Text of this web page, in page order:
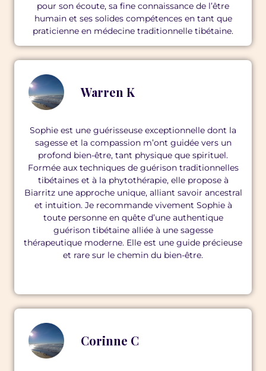
pour son écoute, sa fine connaissance de l’être
humain et ses solides compétences en tant que
praticienne en médecine traditionnelle tibétaine.
Warren K
Sophie est une guérisseuse exceptionnelle dont la
sagesse et la compassion m’ont guidée vers un
profond bien-être, tant physique que spirituel.
Formée aux techniques de guérison traditionnelles
tibétaines et à la phytothérapie, elle propose à
Biarritz une approche unique, alliant savoir ancestral
et intuition. Je recommande vivement Sophie à
toute personne en quête d’une authentique
guérison tibétaine alliée à une sagesse
thérapeutique moderne. Elle est une guide précieuse
et rare sur le chemin du bien-être.
Corinne C